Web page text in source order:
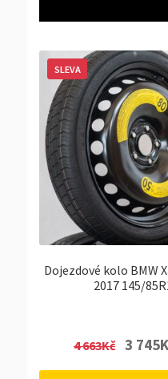
Dojezdové kolo BMW
2017 145/
SLEVA
4 663Kč
Original
3 745